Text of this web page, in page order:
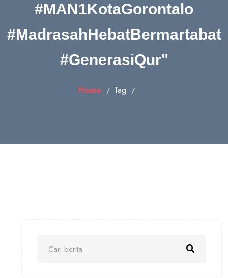
#MAN1KotaGorontalo
#MadrasahHebatBermartabat
#GenerasiQur"
Home Tag